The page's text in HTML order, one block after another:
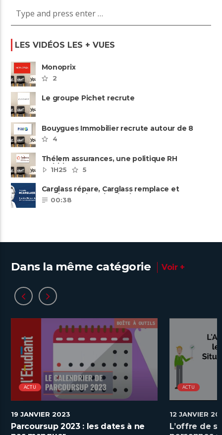
LES VIDÉOS LES + VUES
Monoprix
2
Le groupe Pichet recrute
Bouygues Immobilier recrute autour de 8
pôles métiers
4
Thélem assurances, une politique RH
ambitieuse
1H25 5
Carglass répare, Carglass remplace et
Carglass embauche également.
00:38
Dans la même catégorie Voir +
ACTU
19 JANVIER 2023
Parcoursup 2023 : les dates à ne
ACTU
12 JANVIER
L’offre de